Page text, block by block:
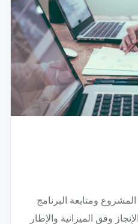
ومتابعة البرنامج
وفق الميزانية والإطار